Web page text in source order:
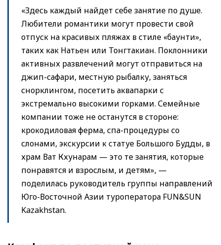
«Здесь каждый найдет себе занятие по душе.
Любители романтики могут провести свой
отпуск на красивых пляжах в стиле «баунти»,
таких как Натьен или Тонгтакиан. Поклонники
активных развлечений могут отправиться на
джип-сафари, местную рыбалку, заняться
снорклингом, посетить аквапарки с
экстремально высокими горками. Семейные
компании тоже не останутся в стороне:
крокодиловая ферма, спа-процедуры со
слонами, экскурсии к статуе Большого Будды, в
храм Ват Кхунарам — это те занятия, которые
понравятся и взрослым, и детям», —
поделилась руководитель группы направлений
Юго-Восточной Азии туроператора FUN&SUN
Kazakhstan.